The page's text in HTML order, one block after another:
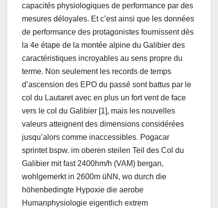
capacités physiologiques de performance par des
mesures déloyales. Et c’est ainsi que les données
de performance des protagonistes fournissent dès
la 4e étape de la montée alpine du Galibier des
caractéristiques incroyables au sens propre du
terme. Non seulement les records de temps
d’ascension des EPO du passé sont battus par le
col du Lautaret avec en plus un fort vent de face
vers le col du Galibier [1], mais les nouvelles
valeurs atteignent des dimensions considérées
jusqu’alors comme inaccessibles. Pogacar
sprintet bspw. im oberen steilen Teil des Col du
Galibier mit fast 2400hm/h (VAM) bergan,
wohlgemerkt in 2600m üNN, wo durch die
höhenbedingte Hypoxie die aerobe
Humanphysiologie eigentlich extrem